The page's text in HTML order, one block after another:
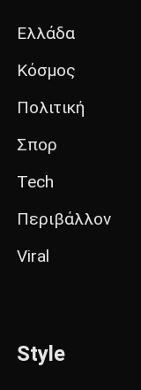
Ελλάδα
Κόσμος
Πολιτική
Σπορ
Tech
Περιβάλλον
Viral
Style